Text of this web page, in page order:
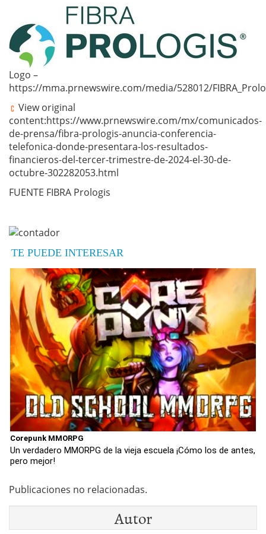
Logo –
https://mma.prnewswire.com/media/528012/
View original
content:https://www.prnewswire.com/mx/comunicados-
de-prensa/fibra-prologis-anuncia-conferencia-
telefonica-donde-presentara-los-resultados-
financieros-del-tercer-trimestre-de-2024-el-30-de-
octubre-302282053.html
FUENTE FIBRA Prologis
TE PUEDE INTERESAR
Corepunk MMORPG
Un verdadero MMORPG de la vieja escuela ¡Cómo los de antes,
pero mejor!
Publicaciones no relacionadas.
Autor